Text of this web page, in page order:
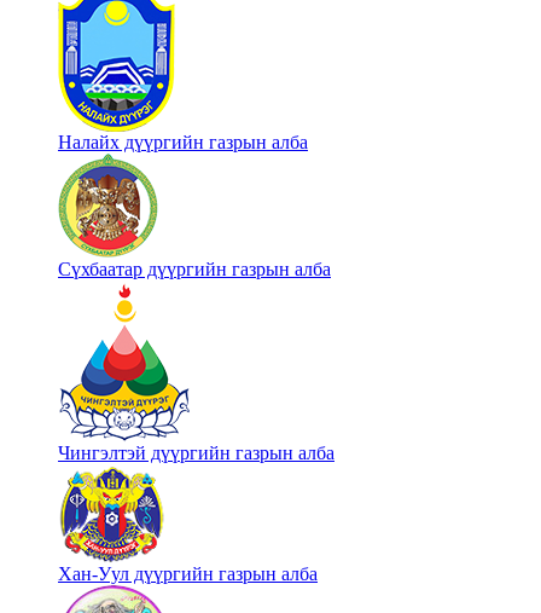
Налайх дүүргийн газрын алба
Сүхбаатар дүүргийн газрын алба
Чингэлтэй дүүргийн газрын алба
Хан-Уул дүүргийн газрын алба